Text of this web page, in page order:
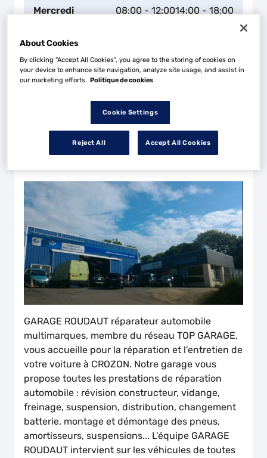
Mercredi 08:00 - 12:0014:00 - 18:00
Jeudi
Vendredi 08:00 - 12:0014:00 - 18:00
Dimanche Fermé
Horaires exceptionnels à venir
GARAGE ROUDAUT réparateur automobile
multimarques, membre du réseau TOP GARAGE,
vous accueille pour la réparation et l'entretien de
votre voiture à CROZON. Notre garage vous
propose toutes les prestations de réparation
automobile : révision constructeur, vidange,
freinage, suspension, distribution, changement
batterie, montage et démontage des pneus,
amortisseurs, suspensions... L'équipe GARAGE
ROUDAUT intervient sur les véhicules de toutes
About Cookies
By clicking “Accept All Cookies”, you agree to the storing of cookies on
your device to enhance site navigation, analyze site usage, and assist in
our marketing efforts. Politique de cookies
Cookie Settings
Reject All Accept All Cookies